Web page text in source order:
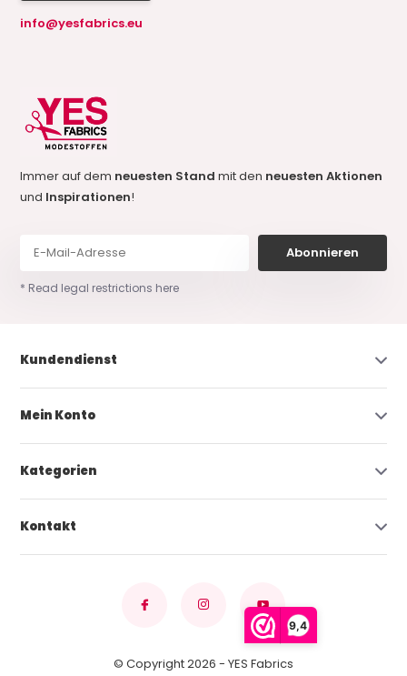
9,4
info@yesfabrics.eu
Immer auf dem neuesten Standmit den neuesten Aktionen
und Inspirationen!
Abonnieren
* Read legal restrictions here
Kundendienst
Mein Konto
Kategorien
Kontakt
© Copyright 2026 - YES Fabrics